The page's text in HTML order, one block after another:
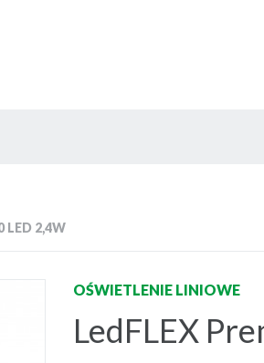
LED 2,4W
OŚWIETLENIE LINIOWE
LedFLEX